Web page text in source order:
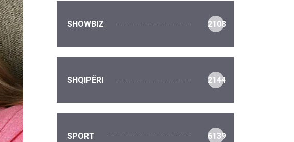
SHOWBIZ 2108
SHQIPËRI 2144
SPORT 6139